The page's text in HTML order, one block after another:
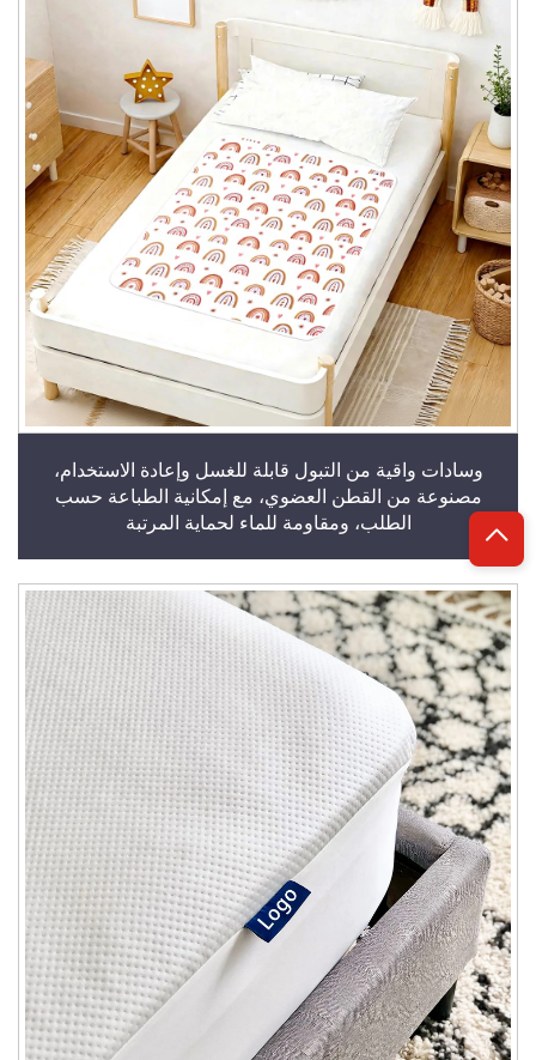
وسادات واقية من التبول قابلة للغسل وإعادة الاستخدام،
مصنوعة من القطن العضوي، مع إمكانية الطباعة حسب
الطلب، ومقاومة للماء لحماية المرتبة